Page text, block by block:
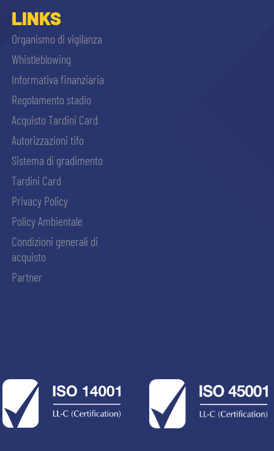
LINKS
Organismo di vigilanza
Whistleblowing
Informativa finanziaria
Regolamento stadio
Acquisto Tardini Card
Autorizzazioni tifo
Sistema di gradimento
Tardini Card
Privacy Policy
Policy Ambientale
Condizioni generali di
acquisto
Partner